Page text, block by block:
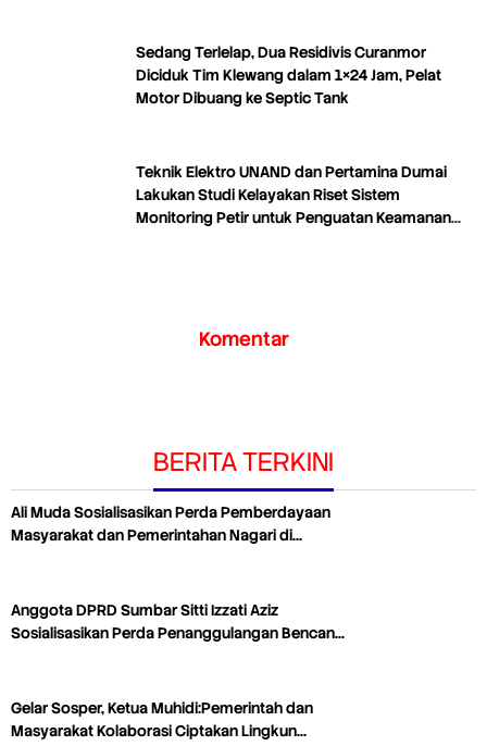
Sedang Terlelap, Dua Residivis Curanmor
Diciduk Tim Klewang dalam 1×24 Jam, Pelat
Motor Dibuang ke Septic Tank
Teknik Elektro UNAND dan Pertamina Dumai
Lakukan Studi Kelayakan Riset Sistem
Monitoring Petir untuk Penguatan Keamanan
Komentar
BERITA TERKINI
Ali Muda Sosialisasikan Perda Pemberdayaan
Masyarakat dan Pemerintahan Nagari di…
Anggota DPRD Sumbar Sitti Izzati Aziz
Sosialisasikan Perda Penanggulangan Bencan…
Gelar Sosper, Ketua Muhidi:Pemerintah dan
Masyarakat Kolaborasi Ciptakan Lingkun…